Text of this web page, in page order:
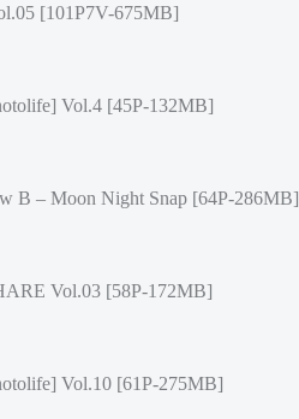
[101P7V-675MB]
Vol.4 [45P-132MB]
B – Moon Night Snap [64P-286MB]
Vol.03 [58P-172MB]
Vol.10 [61P-275MB]